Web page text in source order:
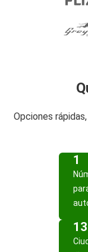
Opciones
1
13